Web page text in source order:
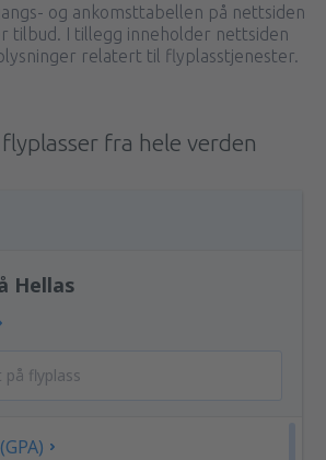
og ankomsttabellen på nettsiden
tilbud. I tillegg inneholder nettsiden
relatert til flyplasstjenester.
fra hele verden
Hellas